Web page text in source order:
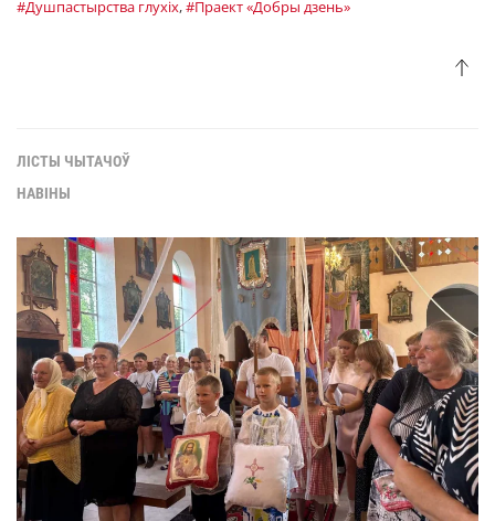
#Душпастырства глухіх,#Праект «Добры дзень»
ЛІСТЫ ЧЫТАЧОЎ
НАВІНЫ